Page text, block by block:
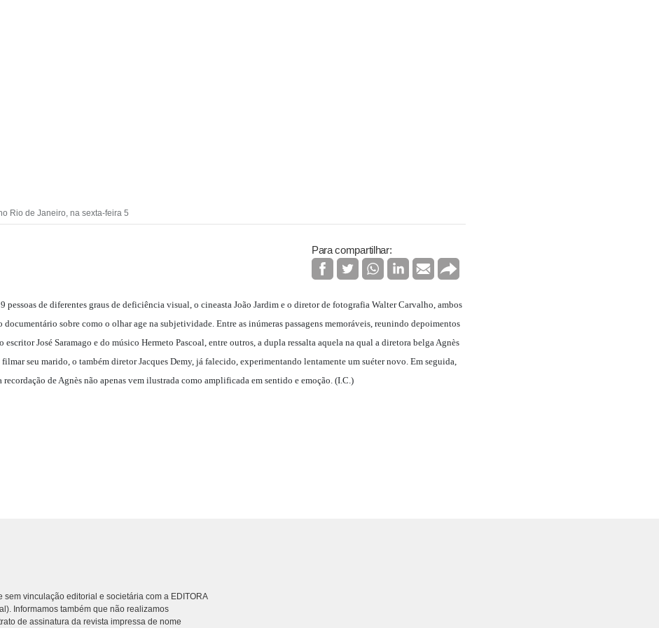
Rio de Janeiro, na sexta-feira 5
Para compartilhar:
pessoas de diferentes graus de deficiência visual, o cineasta João Jardim e o diretor de fotografia Walter Carvalho, ambos
sobre como o olhar age na subjetividade. Entre as inúmeras passagens memoráveis, reunindo depoimentos
escritor José Saramago e do músico Hermeto Pascoal, entre outros, a dupla ressalta aquela na qual a diretora belga Agnès
seu marido, o também diretor Jacques Demy, já falecido, experimentando lentamente um suéter novo. Em seguida,
recordação de Agnès não apenas vem ilustrada como amplificada em sentido e emoção. (I.C.)
vinculação editorial e societária com a EDITORA
Informamos também que não realizamos
de assinatura da revista impressa de nome